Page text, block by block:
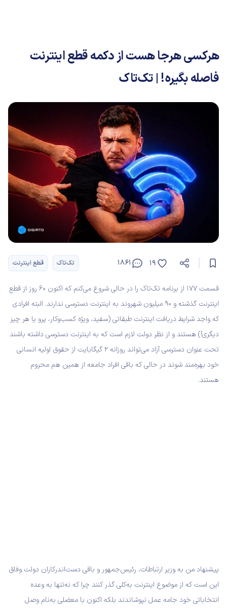
هرکسی هرجا هست از دکمه قطع اینترنت
فاصله بگیره! | تک‌تاک
تک‌تاک قطع اینترنت 1861 19
قسمت ۱۷۷ از برنامه تک‌تاک را در حالی شروع می‌کنم که اکنون ۶۰ روز از قطع
اینترنت گذشته و ۹۰ میلیون شهروند به اینترنت دسترسی ندارند. البته افرادی
که واجد شرایط دریافت اینترنت طبقاتی (سفید، ویژه کسب‌وکار، پرو یا هر چیز
دیگری!) هستند و از نظر دولت لازم است که به اینترنت دسترسی داشته باشند
تحت عنوان دسترسی آزاد می‌تواند روزانه ۲ گیگابایت از حقوق اولیه انسانی
خود بهره‌مند شوند در حالی که باقی افراد جامعه از همین هم محروم
هستند.
پیشنهاد من به وزیر ارتباطات، رئیس‌جمهور و باقی دست‌اندرکاران دولت وفاق
این است که از موضوع اینترنت به‌کلی گذر کنند چرا که نه‌تنها به وعده
انتخاباتی خود جامه عمل نپوشاندند بلکه اکنون با معضلی به‌نام وصل